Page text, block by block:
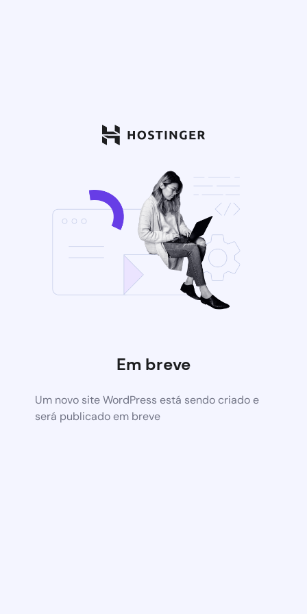
Em breve
Um novo site WordPress está sendo criado e
será publicado em breve